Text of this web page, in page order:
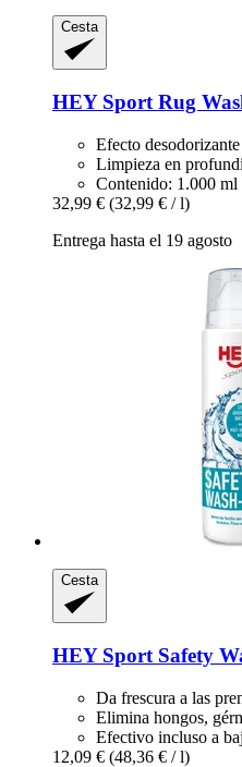
Cesta
HEY Sport Rug
Efecto desodorizante
Limpieza en
Contenido: 1.000 ml
32,99 € (32,99 € / l)
Entrega hasta el 19 agosto
Cesta
HEY Sport Safety
Da frescura a las
Elimina hongos,
Efectivo incluso a
12,09 € (48,36 € / l)